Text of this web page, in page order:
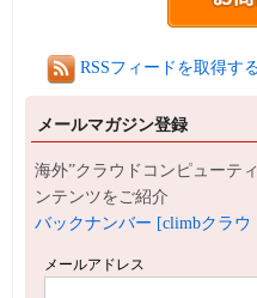
RSSフィードを取得す
メールマガジン登録
海外”クラウドコンピューテ
ンテンツをご紹介
バックナンバー [climbクラウ